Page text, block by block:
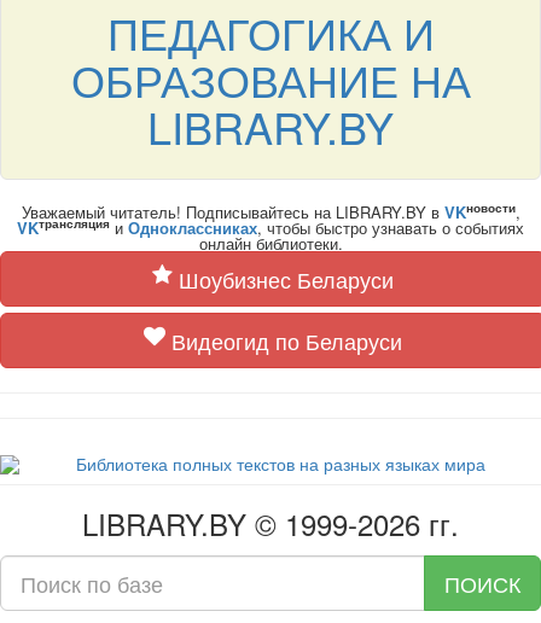
ПЕДАГОГИКА И
ОБРАЗОВАНИЕ НА
LIBRARY.BY
Уважаемый читатель! Подписывайтесь на LIBRARY.BY в VKновости,
VKтрансляция и Одноклассниках, чтобы быстро узнавать о событиях
онлайн библиотеки.
Шоубизнес Беларуси
Видеогид по Беларуси
LIBRARY.BY © 1999-2026 гг.
ПОИСК